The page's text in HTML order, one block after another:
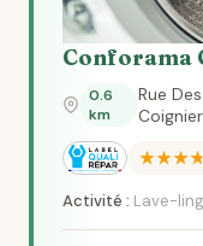
Conforama
0.6
km
Rue
Activité : Lave-